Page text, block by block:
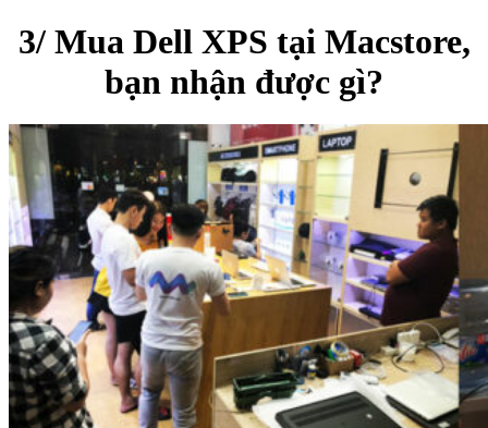
3/ Mua Dell XPS tại Macstore,
bạn nhận được gì?